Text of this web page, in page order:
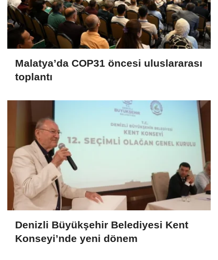
Malatya’da COP31 öncesi uluslararası
toplantı
Denizli Büyükşehir Belediyesi Kent
Konseyi’nde yeni dönem